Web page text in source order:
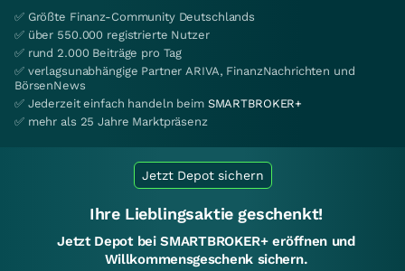
✅ Größte Finanz-Community Deutschlands
✅ über 550.000 registrierte Nutzer
✅ rund 2.000 Beiträge pro Tag
✅ verlagsunabhängige Partner ARIVA, FinanzNachrichten und
BörsenNews
✅ Jederzeit einfach handeln beim SMARTBROKER+
✅ mehr als 25 Jahre Marktpräsenz
Jetzt Depot sichern
Ihre Lieblingsaktie geschenkt!
Jetzt Depot bei SMARTBROKER+ eröffnen und
Willkommensgeschenk sichern.